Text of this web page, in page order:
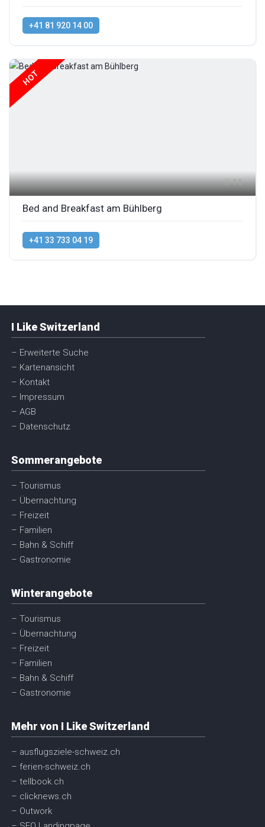
+41 81 920 14 00
HOT
11
Bed and Breakfast am Bühlberg
+41 33 733 04 19
I Like Switzerland
– Erweiterte Suche
– Kartenansicht
– Kontakt
– Impressum
– AGB
– Datenschutz
Sommerangebote
– Tourismus
– Übernachtung
– Freizeit
– Familien
– Bahn & Schiff
– Gastronomie
Winterangebote
– Tourismus
– Übernachtung
– Freizeit
– Familien
– Bahn & Schiff
– Gastronomie
Mehr von I Like Switzerland
– ausflugsziele-schweiz.ch
– ferien-schweiz.ch
– tellbook.ch
– clicknews.ch
– Outwork